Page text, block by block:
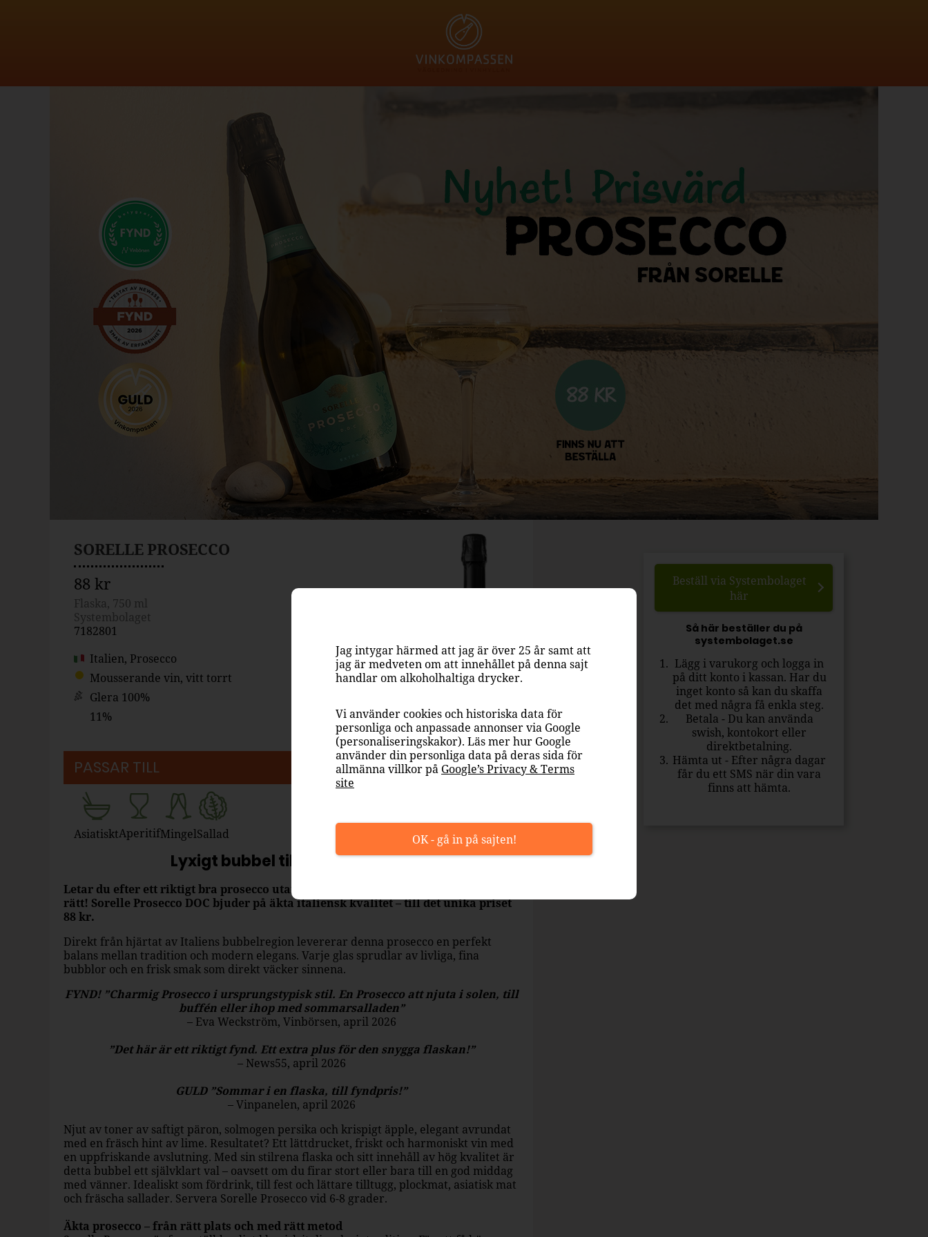
SORELLE PROSECCO
88 kr
Flaska, 750 ml
Systembolaget
7182801
Italien, Prosecco
Mousserande vin, vitt torrt
Glera 100%
11%
PASSAR TILL
AsiatisktAperitifMingelSallad
Lyxigt bubbel till oslagbart pris
Letar du efter ett riktigt bra prosecco utan att spräcka budgeten? Då har du hittat
rätt! Sorelle Prosecco DOC bjuder på äkta italiensk kvalitet – till det unika priset
88 kr.
Direkt från hjärtat av Italiens bubbelregion levererar denna prosecco en perfekt
balans mellan tradition och modern elegans. Varje glas sprudlar av livliga, fina
bubblor och en frisk smak som direkt väcker sinnena.
FYND! ”Charmig Prosecco i ursprungstypisk stil. En Prosecco att njuta i solen, till
buffén eller ihop med sommarsalladen”
– Eva Weckström, Vinbörsen, april 2026
”Det här är ett riktigt fynd. Ett extra plus för den snygga flaskan!”
– News55, april 2026
GULD ”Sommar i en flaska, till fyndpris!”
– Vinpanelen, april 2026
Njut av toner av saftigt päron, solmogen persika och krispigt äpple, elegant avrundat
med en fräsch hint av lime. Resultatet? Ett lättdrucket, friskt och harmoniskt vin med
en uppfriskande avslutning. Med sin stilrena flaska och sitt innehåll av hög kvalitet är
detta bubbel ett självklart val – oavsett om du firar stort eller bara till en god middag
med vänner. Idealiskt som fördrink, till fest och lättare tilltugg, plockmat, asiatisk mat
och fräscha sallader. Servera Sorelle Prosecco vid 6-8 grader.
Äkta prosecco – från rätt plats och med rätt metod
Beställ via Systembolaget
här
Så här beställer du på
systembolaget.se
Lägg i varukorg och logga in
på ditt konto i kassan. Har du
inget konto så kan du skaffa
det med några få enkla steg.
Betala - Du kan använda
swish, kontokort eller
direktbetalning.
Hämta ut - Efter några dagar
får du ett SMS när din vara
finns att hämta.
Jag intygar härmed att jag är över 25 år samt att
jag är medveten om att innehållet på denna sajt
handlar om alkoholhaltiga drycker.
Vi använder cookies och historiska data för
personliga och anpassade annonser via Google
(personaliseringskakor). Läs mer hur Google
använder din personliga data på deras sida för
allmänna villkor på Google’s Privacy & Terms
site
OK - gå in på sajten!